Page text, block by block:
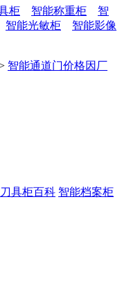
柜 智能称重柜
智
智能光敏柜
智能影像
智能通道门价格因厂
具柜百科 智能档案柜